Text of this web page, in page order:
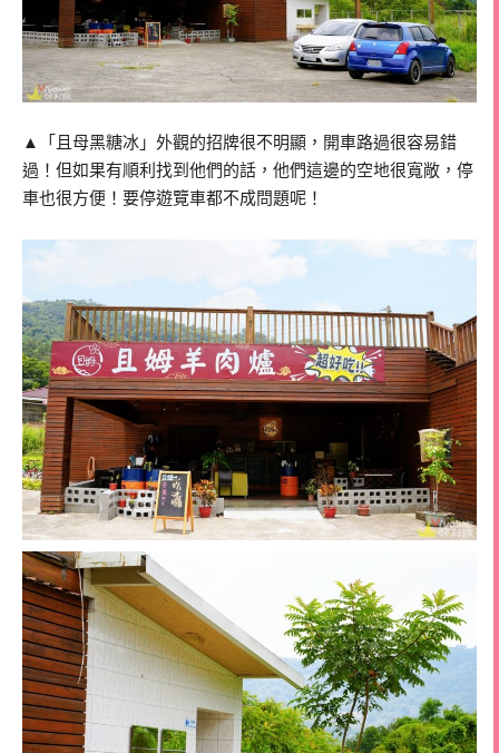
▲「且母黑糖冰」外觀的招牌很不明顯，開車路過很容易錯
過！但如果有順利找到他們的話，他們這邊的空地很寬敞，停
車也很方便！要停遊覽車都不成問題呢！